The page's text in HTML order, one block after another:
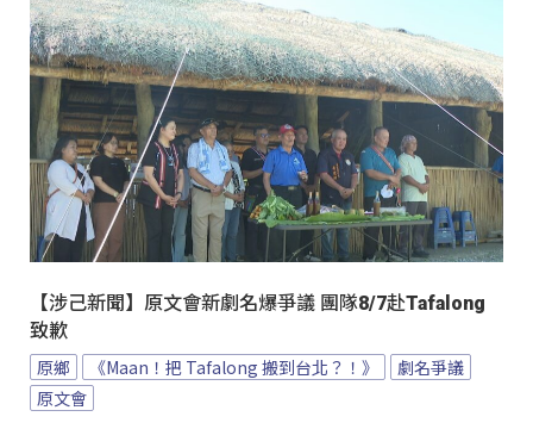
【涉己新聞】原文會新劇名爆爭議 團隊8/7赴Tafalong
致歉
原鄉 《Maan！把 Tafalong 搬到台北？！》
劇名爭議
原文會